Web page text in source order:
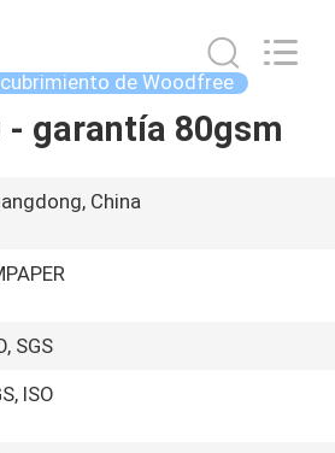
de Woodfree
- garantía 80gsm
China
SGS
ISO